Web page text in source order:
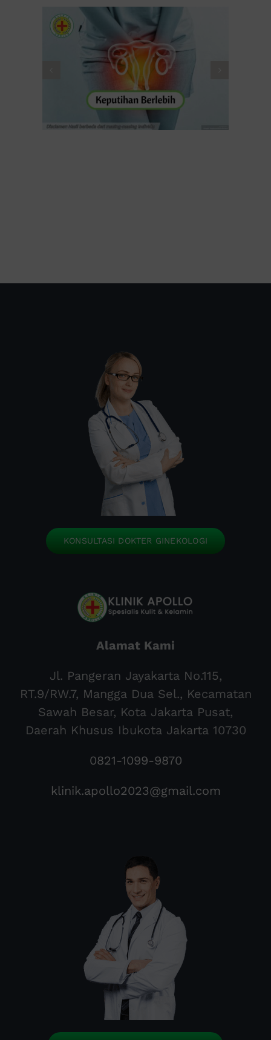
KONSULTASI DOKTER GINEKOLOGI
Alamat Kami
Jl. Pangeran Jayakarta No.115,
RT.9/RW.7, Mangga Dua Sel., Kecamatan
Sawah Besar, Kota Jakarta Pusat,
Daerah Khusus Ibukota Jakarta 10730
0821-1099-9870
klinik.apollo2023@gmail.com